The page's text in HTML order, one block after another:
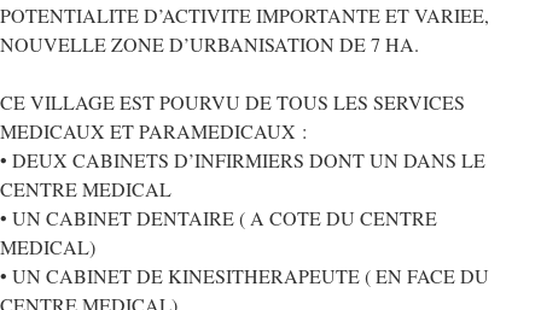
POTENTIALITE D’ACTIVITE IMPORTANTE ET VARIEE,
NOUVELLE ZONE D’URBANISATION DE 7 HA.
CE VILLAGE EST POURVU DE TOUS LES SERVICES
MEDICAUX ET PARAMEDICAUX :
• DEUX CABINETS D’INFIRMIERS DONT UN DANS LE
CENTRE MEDICAL
• UN CABINET DENTAIRE ( A COTE DU CENTRE
MEDICAL)
• UN CABINET DE KINESITHERAPEUTE ( EN FACE DU
CENTRE MEDICAL)